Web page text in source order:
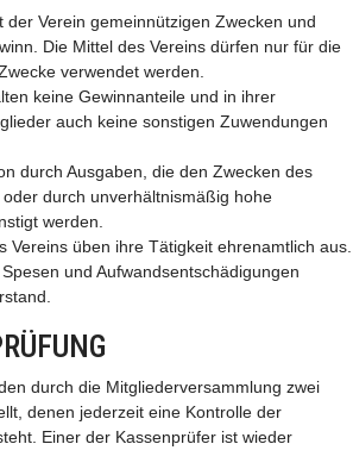
der Verein gemeinnützigen Zwecken und
Die Mittel des Vereins dürfen nur für die
verwendet werden.
keine Gewinnanteile und in ihrer
auch keine sonstigen Zuwendungen
durch Ausgaben, die den Zwecken des
durch unverhältnismäßig hohe
werden.
Vereins üben ihre Tätigkeit ehrenamtlich aus.
und Aufwandsentschädigungen
durch die Mitgliederversammlung zwei
denen jederzeit eine Kontrolle der
Einer der Kassenprüfer ist wieder